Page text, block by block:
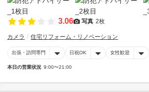
3.06 写真 2枚
カメラ 住宅リフォーム・リノベーション
出張・訪問専門 日祝OK 女性歓迎
本日の営業状況 9:00〜21:00